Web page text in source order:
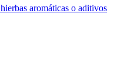
aromáticas o aditivos